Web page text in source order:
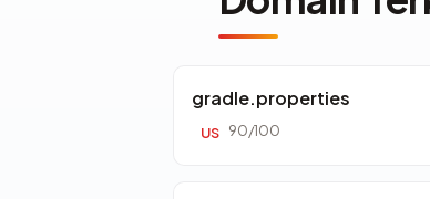
gradle.properties
US 90/100